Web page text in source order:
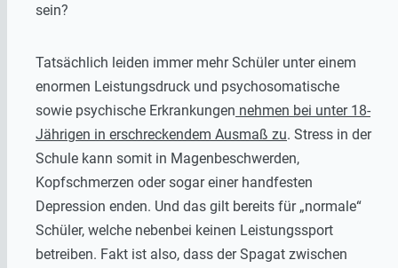
sein?
Tatsächlich leiden immer mehr Schüler unter einem
enormen Leistungsdruck und psychosomatische
sowie psychische Erkrankungen nehmen bei unter 18-
Jährigen in erschreckendem Ausmaß zu. Stress in der
Schule kann somit in Magenbeschwerden,
Kopfschmerzen oder sogar einer handfesten
Depression enden. Und das gilt bereits für „normale“
Schüler, welche nebenbei keinen Leistungssport
betreiben. Fakt ist also, dass der Spagat zwischen